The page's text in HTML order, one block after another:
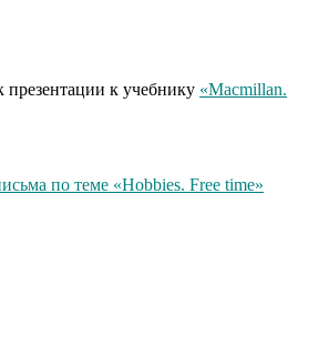
презентации к учебнику «Macmillan.
по теме «Hobbies. Free time»